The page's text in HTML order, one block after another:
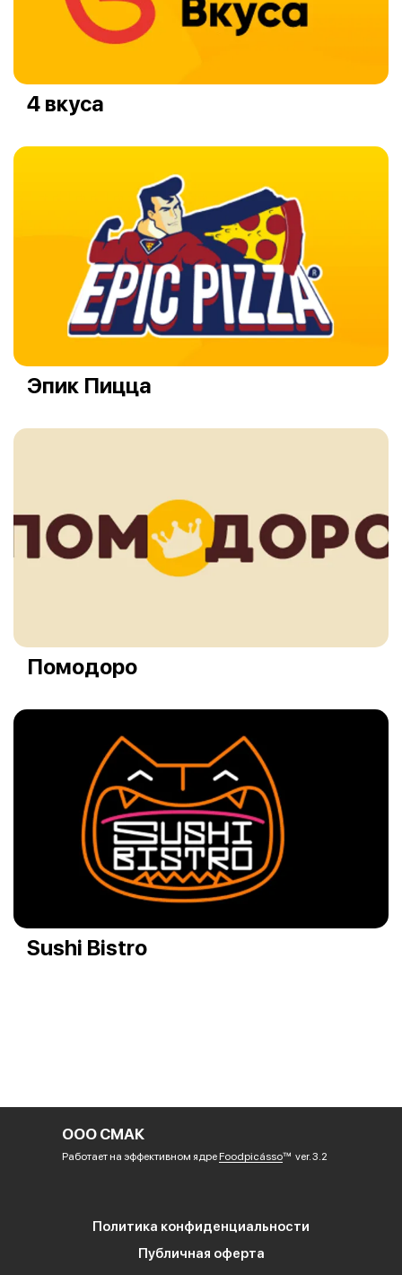
4 вкуса
Эпик Пицца
Помодоро
Sushi Bistro
ООО СМАК
Работает на эффективном ядре Foodpicássover. 3.2
Политика конфиденциальности
Публичная оферта